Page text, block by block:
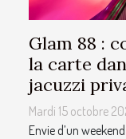
Glam 88 :
la carte
jacuzzi
Mardi 15 octobre
Envie d’un